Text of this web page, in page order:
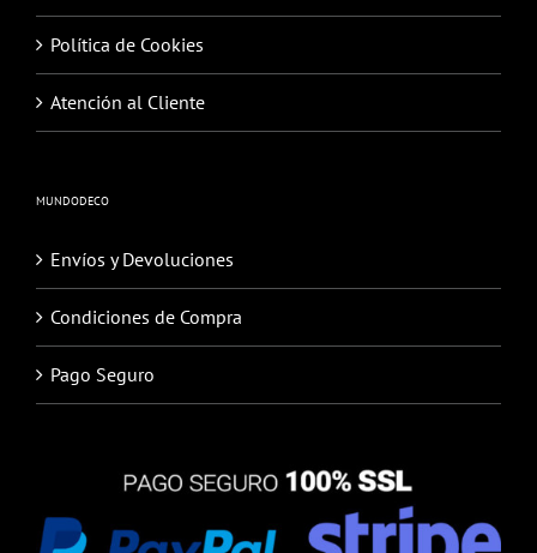
Política de Cookies
Atención al Cliente
MUNDODECO
Envíos y Devoluciones
Condiciones de Compra
Pago Seguro